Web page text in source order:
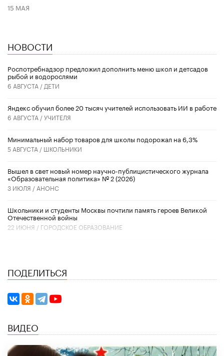
15 МАЯ
НОВОСТИ
Роспотребнадзор предложил дополнить меню школ и детсадов
рыбой и водорослями
6 АВГУСТА / ДЕТИ
​Яндекс обучил более 20 тысяч учителей использовать ИИ в работе
6 АВГУСТА /УЧИТЕЛЯ
Минимальный набор товаров для школы подорожал на 6,3%
5 АВГУСТА / ШКОЛЬНИКИ
Вышел в свет новый номер научно-публицистического журнала
«Образовательная политика» № 2 (2026)
3 ИЮЛЯ / АНОНС
Школьники и студенты Москвы почтили память героев Великой
Отечественной войны
22 ИЮНЯ / ГОРОДСКОЕ ОБРАЗОВАНИЕ
ПОДЕЛИТЬСЯ
ВИДЕО